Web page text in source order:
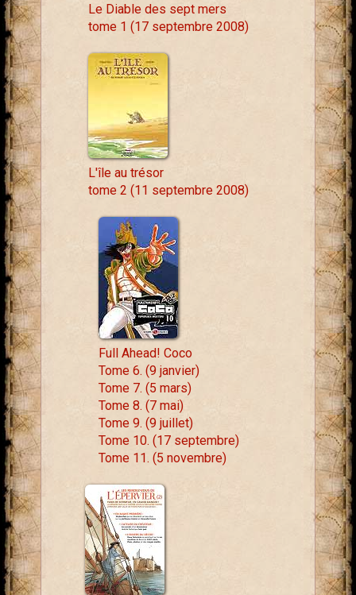
Le Diable des sept mers
tome 1 (17 septembre 2008)
L'île au trésor
tome 2 (11 septembre 2008)
Full Ahead! Coco
Tome 6. (9 janvier)
Tome 7. (5 mars)
Tome 8. (7 mai)
Tome 9. (9 juillet)
Tome 10. (17 septembre)
Tome 11. (5 novembre)